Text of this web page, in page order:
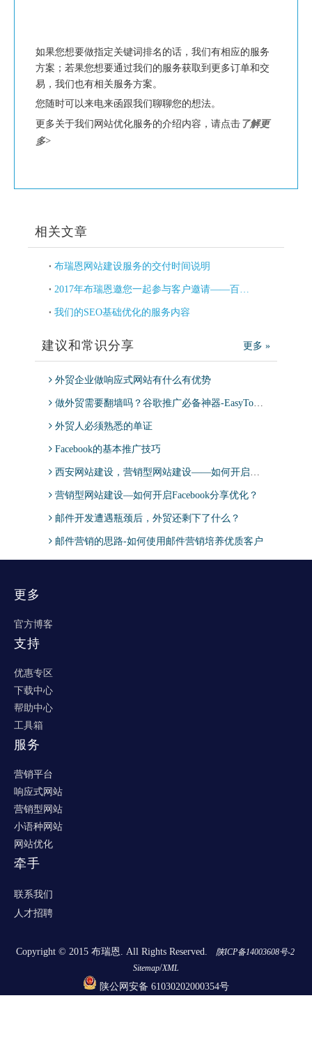
如果您想要做指定关键词排名的话，我们有相应的服务
方案；若果您想要通过我们的服务获取到更多订单和交
易，我们也有相关服务方案。
您随时可以来电来函跟我们聊聊您的想法。
更多关于我们网站优化服务的介绍内容，请点击 了解更
多>
相关文章
布瑞恩网站建设服务的交付时间说明
2017年布瑞恩邀您一起参与客户邀请——百万豪礼大放送
我们的SEO基础优化的服务内容
建议和常识分享 更多 »
外贸企业做响应式网站有什么有优势
做外贸需要翻墙吗？谷歌推广必备神器-EasyTogo，适用于Google Ads，Google分析师等工具
外贸人必须熟悉的单证
Facebook的基本推广技巧
西安网站建设，营销型网站建设——如何开启Facebook分享优化？
营销型网站建设—如何开启Facebook分享优化？
邮件开发遭遇瓶颈后，外贸还剩下了什么？
邮件营销的思路-如何使用邮件营销培养优质客户
更多
官方博客
支持
优惠专区
下载中心
帮助中心
工具箱
服务
营销平台
响应式网站
营销型网站
小语种网站
网站优化
牵手
联系我们
人才招聘
Copyright © 2015 布瑞恩. All Rights Reserved. 陕ICP备14003608号-2
Sitemap/XML
陕公网安备 61030202000354号